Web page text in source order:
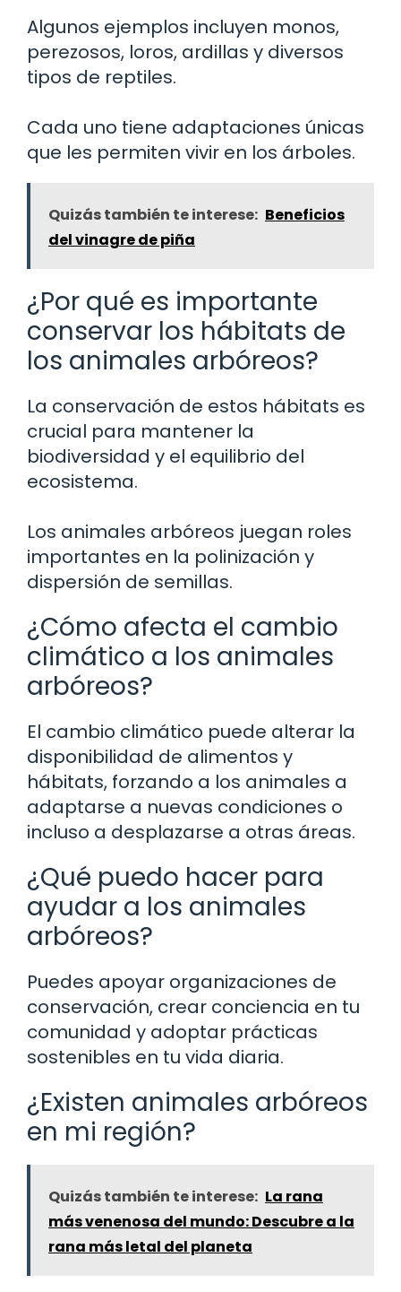
Algunos ejemplos incluyen monos,
perezosos, loros, ardillas y diversos
tipos de reptiles.
Cada uno tiene adaptaciones únicas
que les permiten vivir en los árboles.
Quizás también te interese: Beneficios
del vinagre de piña
¿Por qué es importante
conservar los hábitats de
los animales arbóreos?
La conservación de estos hábitats es
crucial para mantener la
biodiversidad y el equilibrio del
ecosistema.
Los animales arbóreos juegan roles
importantes en la polinización y
dispersión de semillas.
¿Cómo afecta el cambio
climático a los animales
arbóreos?
El cambio climático puede alterar la
disponibilidad de alimentos y
hábitats, forzando a los animales a
adaptarse a nuevas condiciones o
incluso a desplazarse a otras áreas.
¿Qué puedo hacer para
ayudar a los animales
arbóreos?
Puedes apoyar organizaciones de
conservación, crear conciencia en tu
comunidad y adoptar prácticas
sostenibles en tu vida diaria.
¿Existen animales arbóreos
en mi región?
Quizás también te interese: La rana
más venenosa del mundo: Descubre a la
rana más letal del planeta